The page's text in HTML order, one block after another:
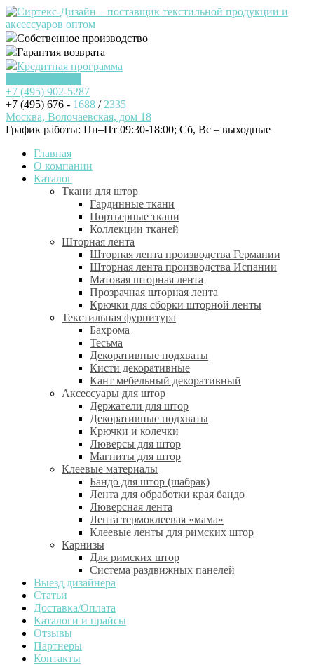
Собственное производство
Гарантия возврата
Кредитная программа
+7 (495) 902-5287
+7 (495) 676 - 1688 / 2335
Москва, Волочаевская, дом 18
График работы: Пн–Пт 09:30-18:00; Cб, Вс – выходные
Главная
О компании
Каталог
Ткани для штор
Гардинные ткани
Портьерные ткани
Коллекции тканей
Шторная лента
Шторная лента производства Германии
Шторная лента производства Испании
Матовая шторная лента
Прозрачная шторная лента
Крючки для сборки шторной ленты
Текстильная фурнитура
Бахрома
Тесьма
Декоративные подхваты
Кисти декоративные
Кант мебельный декоративный
Аксессуары для штор
Держатели для штор
Декоративные подхваты
Крючки и колечки
Люверсы для штор
Магниты для штор
Клеевые материалы
Бандо для штор (шабрак)
Лента для обработки края бандо
Люверсная лента
Лента термоклеевая «мама»
Клеевые ленты для римских штор
Карнизы
Для римских штор
Система раздвижных панелей
Выезд дизайнера
Статьи
Доставка/Оплата
Каталоги и прайсы
Отзывы
Партнеры
Контакты